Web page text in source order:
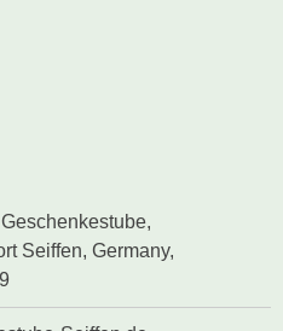
Seiffen, Germany,